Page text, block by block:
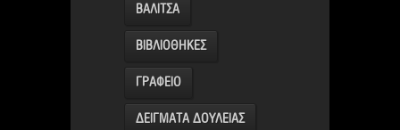
ΒΑΛΙΤΣΑ
ΒΙΒΛΙΟΘΗΚΕΣ
ΓΡΑΦΕΙΟ
ΔΕΙΓΜΑΤΑ ΔΟΥΛΕΙΑΣ